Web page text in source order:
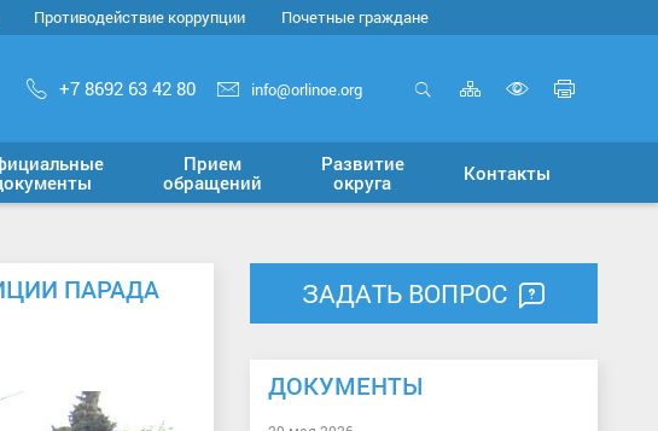
Противодействие коррупции Почетные граждане
+7 8692 63 42 80 info@orlinoe.org Карта
сайта
версию
для
Прием
обращений
Развитие
округа
Контакты
ПАРАДА
ЗАДАТЬ ВОПРОС
ДОКУМЕНТЫ